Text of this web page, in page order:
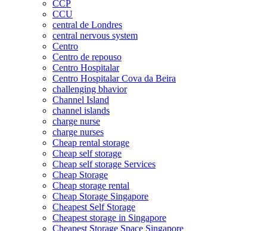
CCP
CCU
central de Londres
central nervous system
Centro
Centro de repouso
Centro Hospitalar
Centro Hospitalar Cova da Beira
challenging bhavior
Channel Island
channel islands
charge nurse
charge nurses
Cheap rental storage
Cheap self storage
Cheap self storage Services
Cheap Storage
Cheap storage rental
Cheap Storage Singapore
Cheapest Self Storage
Cheapest storage in Singapore
Cheapest Storage Space Singapore